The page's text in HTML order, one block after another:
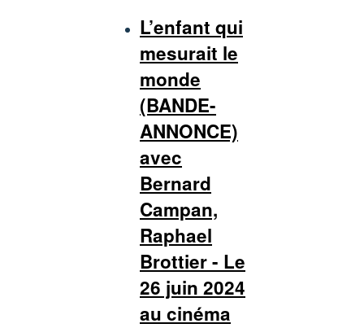
L’enfant qui
mesurait le
monde
(BANDE-
ANNONCE)
avec
Bernard
Campan,
Raphael
Brottier - Le
26 juin 2024
au cinéma